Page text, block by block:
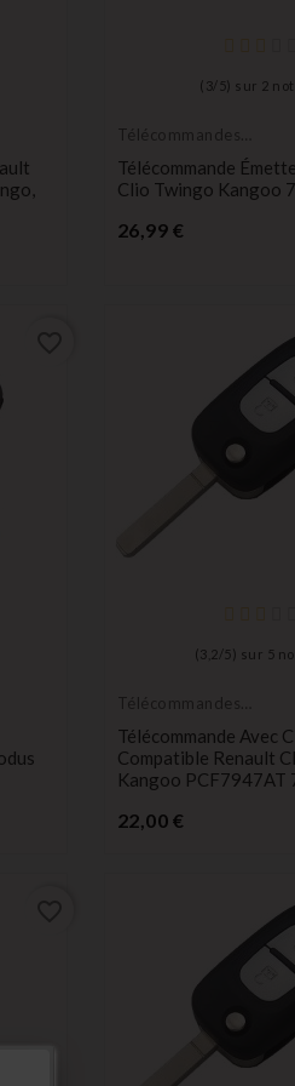
( 3/ 5) sur 2
Télécommandes
Télécommande
Clio Twingo Kangoo
26,99 €
( 3,2 / 5) sur 5
Télécommandes
Télécommande Avec
Compatible Renault
Kangoo
22,00 €